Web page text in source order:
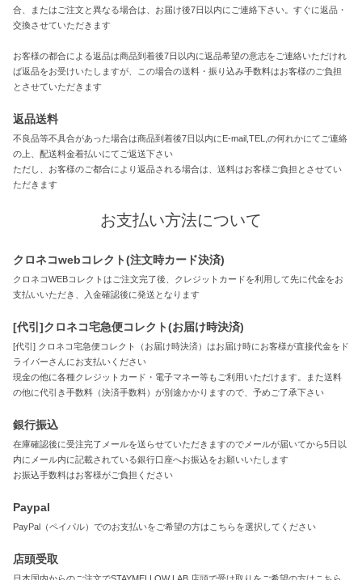
合、またはご注文と異なる場合は、お届け後7日以内にご連絡下さい。すぐに返品・
交換させていただきます
お客様の都合による返品は商品到着後7日以内に返品希望の意志をご連絡いただけれ
ば返品をお受けいたしますが、この場合の送料・振り込み手数料はお客様のご負担
とさせていただきます
返品送料
不良品等不具合があった場合は商品到着後7日以内にE-mail,TEL,の何れかにてご連絡
の上、配送料金着払いにてご返送下さい
ただし、お客様のご都合により返品される場合は、送料はお客様ご負担とさせてい
ただきます
お支払い方法について
クロネコwebコレクト(注文時カード決済)
クロネコWEBコレクトはご注文完了後、クレジットカードを利用して先に代金をお
支払いいただき、入金確認後に発送となります
[代引]クロネコ宅急便コレクト(お届け時決済)
[代引] クロネコ宅急便コレクト（お届け時決済）はお届け時にお客様が直接代金をド
ライバーさんにお支払いください
現金の他に各種クレジットカード・電子マネー等もご利用いただけます。また送料
の他に代引き手数料（決済手数料）が別途かかりますので、予めご了承下さい
銀行振込
在庫確認後に受注完了メールを送らせていただきますのでメールが届いてから5日以
内にメール内に記載されている銀行口座へお振込をお願いいたします
お振込手数料はお客様がご負担ください
Paypal
PayPal（ペイパル）でのお支払いをご希望の方はこちらを選択してください
店頭受取